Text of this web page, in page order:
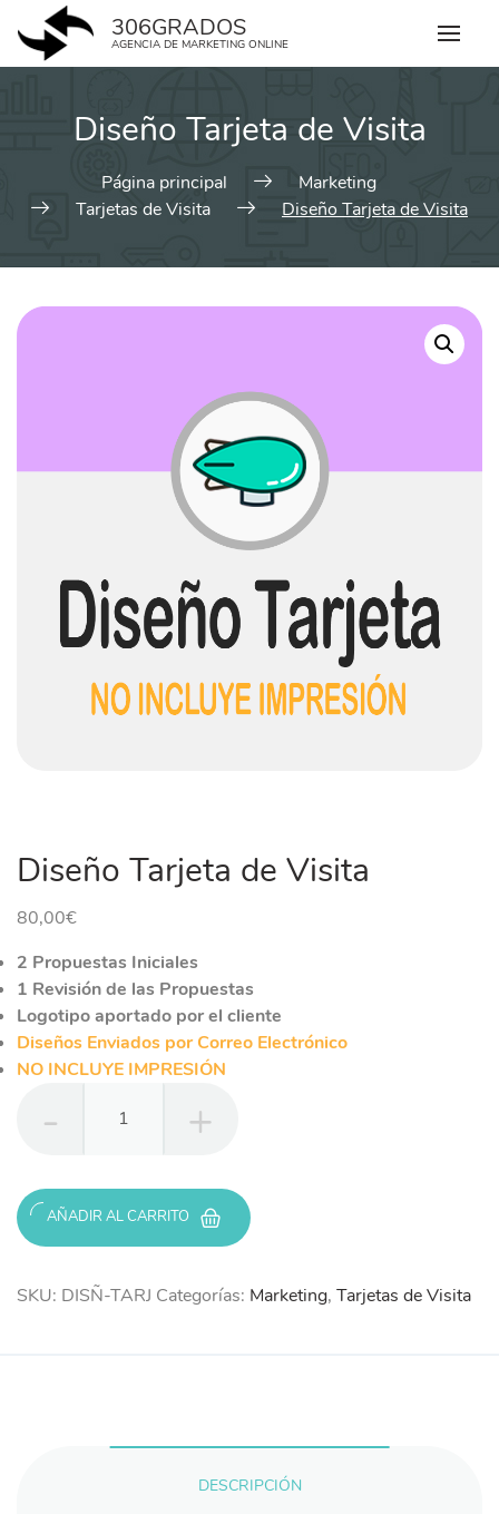
content
306GRADOS
AGENCIA DE MARKETING ONLINE
Diseño Tarjeta de Visita
Página principal
Marketing
Tarjetas de Visita
Diseño Tarjeta de Visita
Diseño Tarjeta de Visita
80,00€
2 Propuestas Iniciales
1 Revisión de las Propuestas
Logotipo aportado por el cliente
Diseños Enviados por Correo Electrónico
NO INCLUYE IMPRESIÓN
Tarjeta
cantidad
AÑADIR AL CARRITO
SKU: DISÑ-TARJ Categorías: Marketing, Tarjetas de Visita
DESCRIPCIÓN